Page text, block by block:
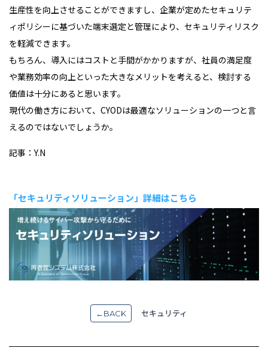
生産性を向上させることができますし、企業が定めたセキュリテ
ィポリシーに基づいた端末選定と管理により、セキュリティリスク
を軽減できます。
もちろん、導入にはコストと手間がかかりますが、社員の満足度
や業務効率の向上といった大きなメリットを考えると、検討する
価値は十分にあると思います。
現代の働き方において、CYODは最適なソリューションの一つと言
えるのではないでしょうか。
記事：Y.N
「セキュリティソリューション」詳細はこちら
←BACK セキュリティ